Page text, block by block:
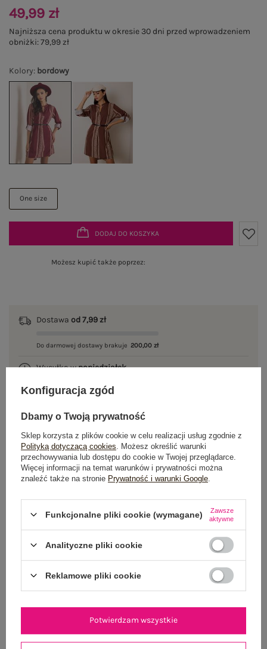
Kolory: bordowy
One size
49,99 zł
Najniższa cena produktu w okresie 30 dni przed wprowadzeniem
obniżki:79,99 zł
DODAJ DO KOSZYKA
Możesz kupić także poprzez:
Dostawa od 7,99 zł
Do darmowej dostawy brakuje 200,00 zł
Wysyłka wponiedziałek
100 dni na zwrot
OPIS PRODUKTU
GŁÓWNE PARAMETRY
OPINIE O PRODUKCIE (0)
WYSYŁKA I DOSTAWA
OSTATNIO OGLĄDANE
Konfiguracja zgód
Dbamy o Twoją prywatność
Sklep korzysta z plików cookie w celu realizacji usług zgodnie z
Polityką dotyczącą cookies . Możesz określić warunki
przechowywania lub dostępu do cookie w Twojej przeglądarce.
Więcej informacji na temat warunków i prywatności można
znaleźć także na stronie Prywatność i warunki Google
Funkcjonalne pliki cookie (wymagane)
Zawsze
aktywne
Analityczne pliki cookie
Reklamowe pliki cookie
Potwierdzam wszystkie